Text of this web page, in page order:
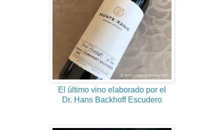
El último vino elaborado por el
Dr. Hans Backhoff Escudero